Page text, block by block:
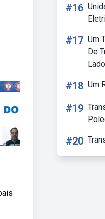
#16
#17 Um
De
#18 Um
#19
#20